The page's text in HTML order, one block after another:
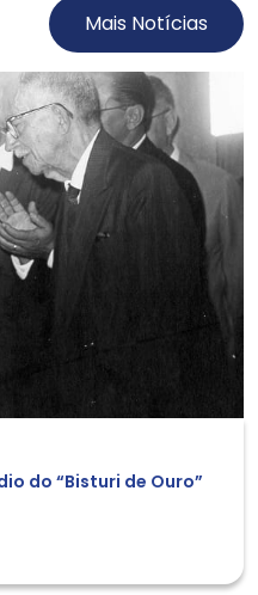
Mais Notícias
do “Bisturi de Ouro”